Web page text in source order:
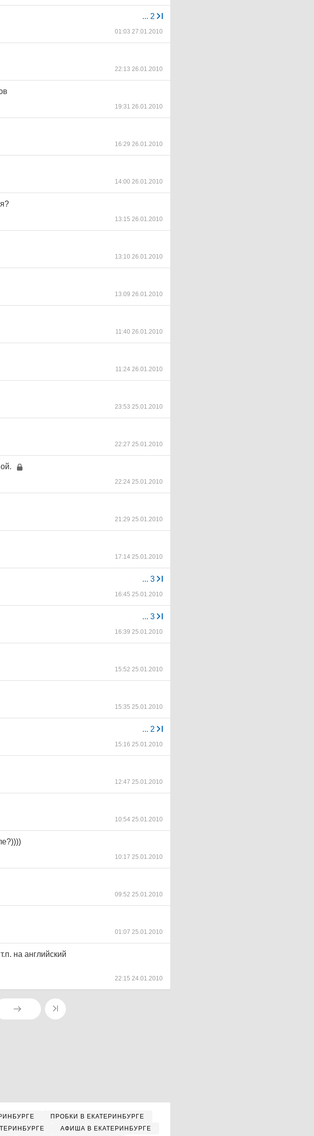
... 2
01:03 27.01.2010
22:13 26.01.2010
19:31 26.01.2010
16:29 26.01.2010
14:00 26.01.2010
13:15 26.01.2010
13:10 26.01.2010
13:09 26.01.2010
11:40 26.01.2010
11:24 26.01.2010
23:53 25.01.2010
22:27 25.01.2010
22:24 25.01.2010
21:29 25.01.2010
17:14 25.01.2010
... 3
16:45 25.01.2010
... 3
16:39 25.01.2010
15:52 25.01.2010
15:35 25.01.2010
... 2
15:16 25.01.2010
12:47 25.01.2010
10:54 25.01.2010
10:17 25.01.2010
09:52 25.01.2010
01:07 25.01.2010
на английский
22:15 24.01.2010
ПРОБКИ В ЕКАТЕРИНБУРГЕ
АФИША В ЕКАТЕРИНБУРГЕ